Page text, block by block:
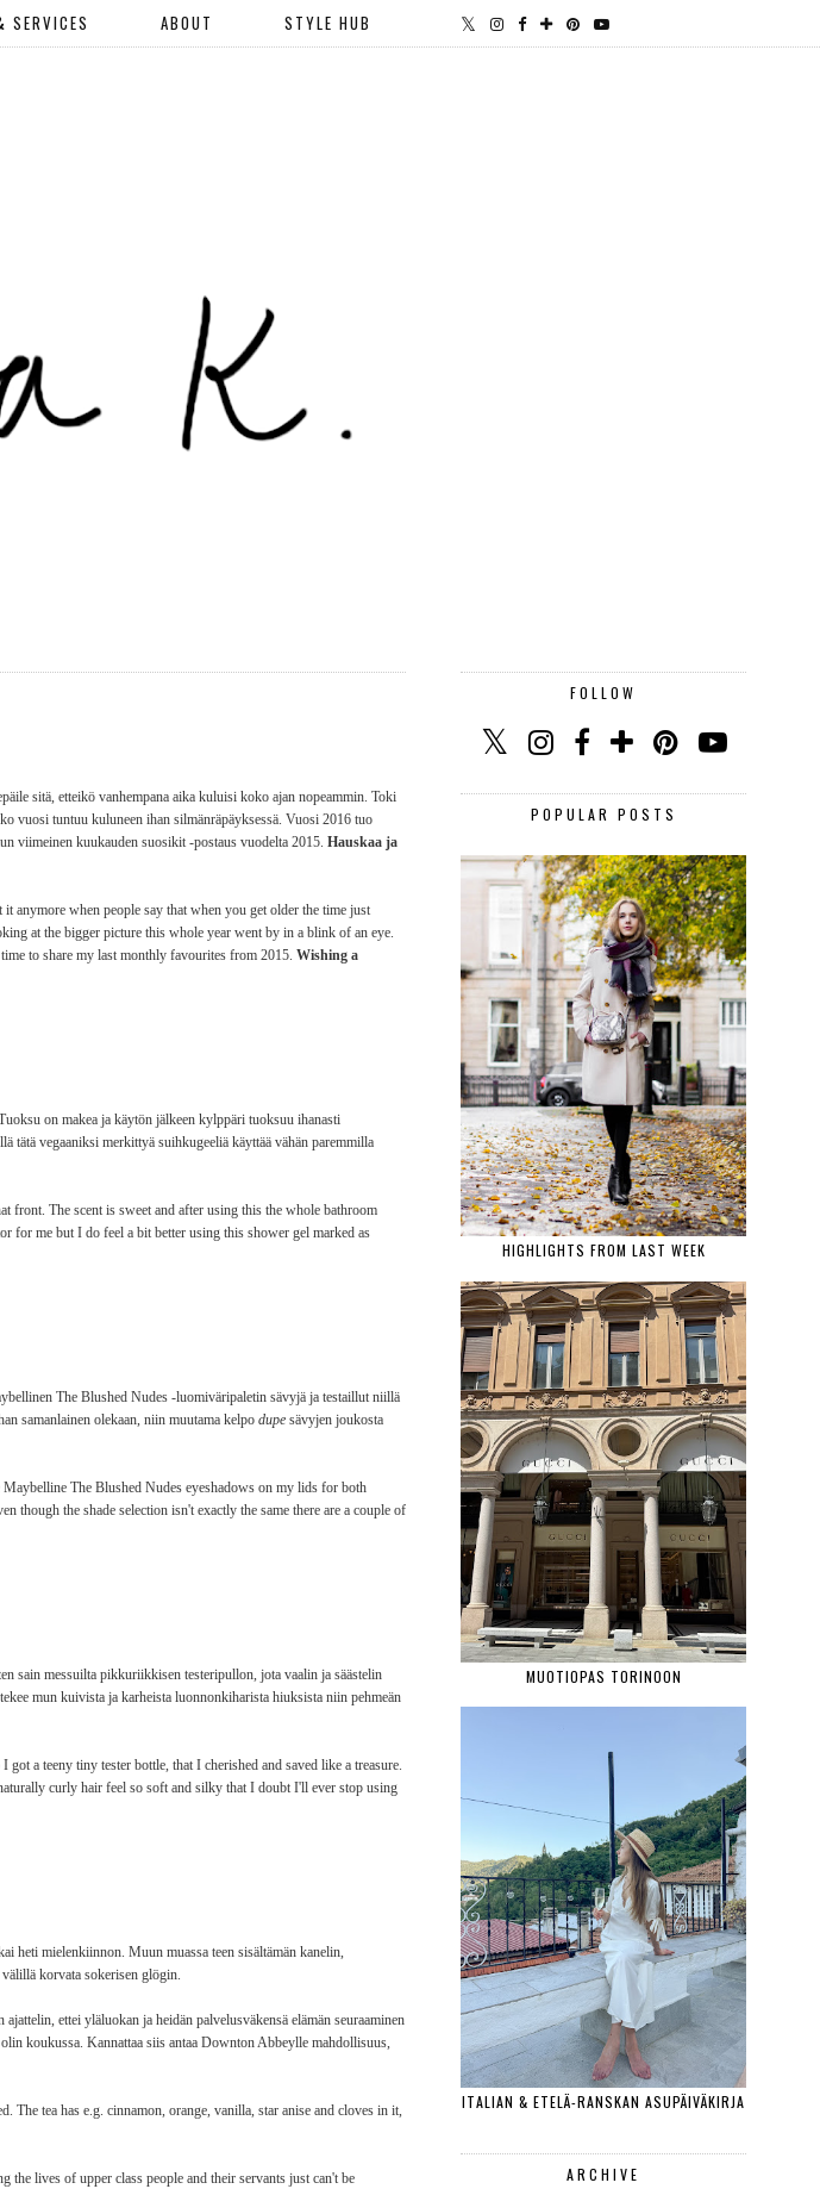
SERVICES ABOUT STYLE HUB
sitä, etteikö vanhempana aika kuluisi koko ajan nopeammin. Toki
vuosi tuntuu kuluneen ihan silmänräpäyksessä. Vuosi 2016 tuo
viimeinen kuukauden suosikit -postaus vuodelta 2015. Hauskaa ja
anymore when people say that when you get older the time just
at the bigger picture this whole year went by in a blink of an eye.
to share my last monthly favourites from 2015. Wishing a
on makea ja käytön jälkeen kylppäri tuoksuu ihanasti
tätä vegaaniksi merkittyä suihkugeeliä käyttää vähän paremmilla
front. The scent is sweet and after using this the whole bathroom
for me but I do feel a bit better using this shower gel marked as
The Blushed Nudes -luomiväripaletin sävyjä ja testaillut niillä
samanlainen olekaan, niin muutama kelpo dupe sävyjen joukosta
The Blushed Nudes eyeshadows on my lids for both
though the shade selection isn't exactly the same there are a couple of
sain messuilta pikkuriikkisen testeripullon, jota vaalin ja säästelin
mun kuivista ja karheista luonnonkiharista hiuksista niin pehmeän
a teeny tiny tester bottle, that I cherished and saved like a treasure.
curly hair feel so soft and silky that I doubt I'll ever stop using
heti mielenkiinnon. Muun muassa teen sisältämän kanelin,
korvata sokerisen glögin.
ettei yläluokan ja heidän palvelusväkensä elämän seuraaminen
koukussa. Kannattaa siis antaa Downton Abbeylle mahdollisuus,
The tea has e.g. cinnamon, orange, vanilla, star anise and cloves in it,
lives of upper class people and their servants just can't be
FOLLOW
POPULAR POSTS
HIGHLIGHTS FROM LAST WEEK
MUOTIOPAS TORINOON
ITALIAN & ETELÄ-RANSKAN ASUPÄIVÄKIRJA
ARCHIVE